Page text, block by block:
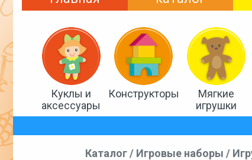
Куклы и
аксессуары
Конструкторы
Мягкие
игрушки
Каталог / Игровые наборы /